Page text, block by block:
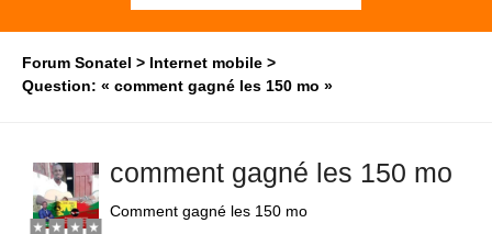
Forum Sonatel
Internet mobile
Question: « comment gagné les 150 mo »
comment gagné les 150 mo
Comment gagné les 150 mo